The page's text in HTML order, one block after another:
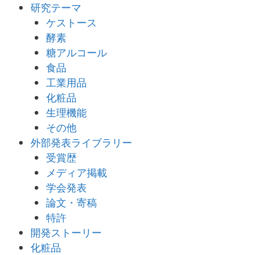
研究テーマ
ケストース
酵素
糖アルコール
食品
工業用品
化粧品
生理機能
その他
外部発表ライブラリー
受賞歴
メディア掲載
学会発表
論文・寄稿
特許
開発ストーリー
化粧品